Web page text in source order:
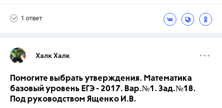
1 ответ
Халк Халк
Помогите выбрать утверждения. Математика
базовый уровень ЕГЭ - 2017. Вар.№1. Зад.№18.
Под руководством Ященко И.В.